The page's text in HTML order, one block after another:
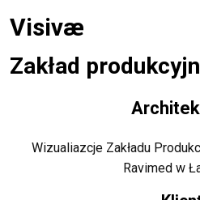
Visivæ
Zakład
Wizualiazcje Zakładu
Ravimed w